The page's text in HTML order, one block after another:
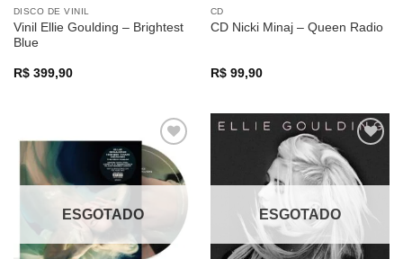
DISCO DE VINIL
Vinil Ellie Goulding – Brightest
Blue
R$399,90
CD
CD Nicki Minaj – Queen Radio
R$99,90
Adicionar
a lista de
desejos
ESGOTADO
Adicionar
a lista de
desejos
ESGOTADO